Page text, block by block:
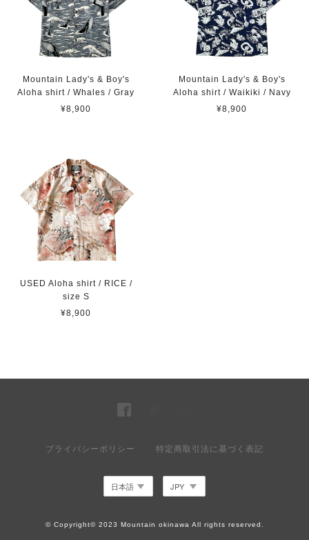
Mountain Lady's & Boy's
Aloha shirt / Whales / Gray
¥8,900
Mountain Lady's & Boy's
Aloha shirt / Waikiki / Navy
¥8,900
USED Aloha shirt / RICE /
size S
¥8,900
プライバシーポリシー 特定商取引法に基づく表記
© Copyright© 2023 Mountain okinawa All rights reserved.